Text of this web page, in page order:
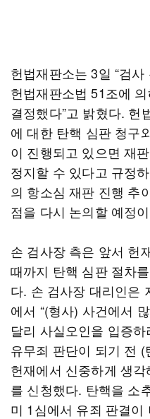
헌법재판소는 3일 “검
헌법재판소법 51조에
결정했다”고 밝혔다. 헌
에 대한 탄핵 심판 청구
이 진행되고 있으면 재
정지할 수 있다고 규정
의 항소심 재판 진행 추
점을 다시 논의할 예정
손 검사장 측은 앞서 헌
때까지 탄핵 심판 절차
다. 손 검사장 대리인은
에서 “(형사) 사건에서
달리 사실오인을 입증
유무죄 판단이 되기 전
헌재에서 신중하게 생
를 신청했다. 탄핵을 소
미 1심에서 유죄 판결